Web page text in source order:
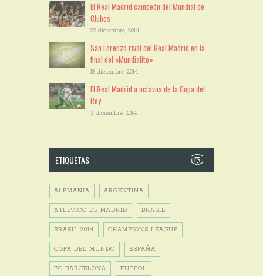
El Real Madrid campeón del Mundial de
Clubes
22 diciembre, 2014
San Lorenzo rival del Real Madrid en la
final del «Mundialito»
18 diciembre, 2014
El Real Madrid a octavos de la Copa del
Rey
3 diciembre, 2014
ETIQUETAS
ALEMANIA ARGENTINA
ATLÉTICO DE MADRID BRASIL
BRASIL 2014 CHAMPIONS LEAGUE
COPA DEL MUNDO ESPAÑA
FC BARCELONA FÚTBOL